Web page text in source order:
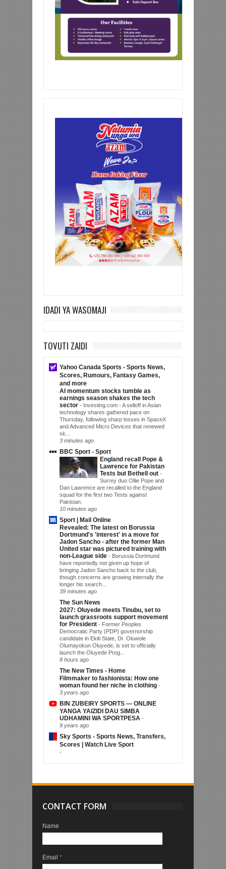
IDADI YA WASOMAJI
TOVUTI ZAIDI
Yahoo Canada Sports - Sports News,
Scores, Rumours, Fantasy Games,
and more
AI momentum stocks tumble as
earnings season shakes the tech
sector - Investing.com - A selloff in Asian
technology shares gathered pace on
Thursday, following sharp losses in SpaceX
and Advanced Micro Devices that renewed
sk...
3 minutes ago
BBC Sport - Sport
England recall Pope &
Lawrence for Pakistan
Tests but Bethell out -
Surrey duo Ollie Pope and
Dan Lawrence are recalled to the England
squad for the first two Tests against
Pakistan.
10 minutes ago
Sport | Mail Online
Revealed: The latest on Borussia
Dortmund's 'interest' in a move for
Jadon Sancho - after the former Man
United star was pictured training with
non-League side - Borussia Dortmund
have reportedly not given up hope of
bringing Jadon Sancho back to the club,
though concerns are growing internally the
longer his search...
39 minutes ago
The Sun News
2027: Oluyede meets Tinubu, set to
launch grassroots support movement
for President - Former Peoples
Democratic Party (PDP) governorship
candidate in Ekiti State, Dr. Oluwole
Olumayokun Oluyede, is set to officially
launch the Oluyede Prog...
8 hours ago
The New Times - Home
Filmmaker to fashionista: How one
woman found her niche in clothing -
3 years ago
BIN ZUBEIRY SPORTS — ONLINE
YANGA YAIZIDI DAU SIMBA
UDHAMINI WA SPORTPESA -
9 years ago
Sky Sports - Sports News, Transfers,
Scores | Watch Live Sport
-
CONTACT FORM
Name
Email *